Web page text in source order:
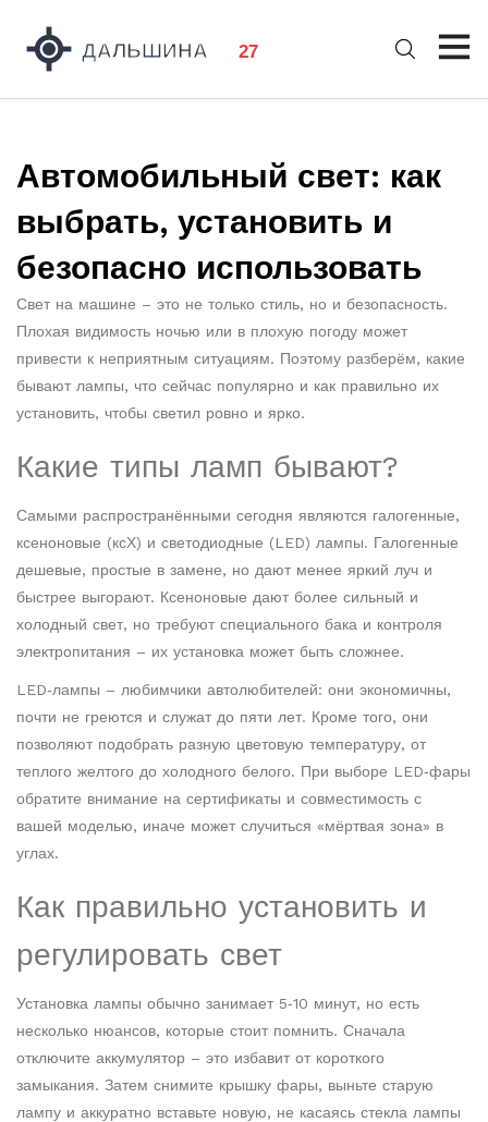
Автомобильный свет: как
выбрать, установить и
безопасно использовать
Свет на машине – это не только стиль, но и безопасность.
Плохая видимость ночью или в плохую погоду может
привести к неприятным ситуациям. Поэтому разберём, какие
бывают лампы, что сейчас популярно и как правильно их
установить, чтобы светил ровно и ярко.
Какие типы ламп бывают?
Самыми распространёнными сегодня являются галогенные,
ксеноновые (ксХ) и светодиодные (LED) лампы. Галогенные
дешевые, простые в замене, но дают менее яркий луч и
быстрее выгорают. Ксеноновые дают более сильный и
холодный свет, но требуют специального бака и контроля
электропитания – их установка может быть сложнее.
LED‑лампы – любимчики автолюбителей: они экономичны,
почти не греются и служат до пяти лет. Кроме того, они
позволяют подобрать разную цветовую температуру, от
теплого желтого до холодного белого. При выборе LED‑фары
обратите внимание на сертификаты и совместимость с
вашей моделью, иначе может случиться «мёртвая зона» в
углах.
Как правильно установить и
регулировать свет
Установка лампы обычно занимает 5‑10 минут, но есть
несколько нюансов, которые стоит помнить. Сначала
отключите аккумулятор – это избавит от короткого
замыкания. Затем снимите крышку фары, выньте старую
лампу и аккуратно вставьте новую, не касаясь стекла лампы